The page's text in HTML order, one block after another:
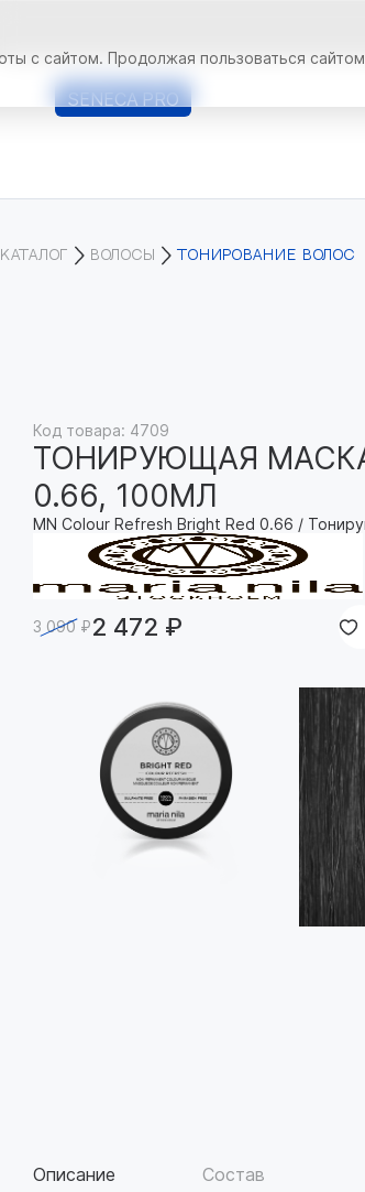
SENECA PRO
КАТАЛОГ ВОЛОСЫ ТОНИРОВАНИЕ ВОЛОС
Код товара: 4709
ТОНИРУЮЩАЯ
0.66, 100МЛ
MN Colour Refresh Bright Red 0.66 /
3 090 ₽2 472 ₽
Описание Состав
с сайтом. Продолжая пользоваться